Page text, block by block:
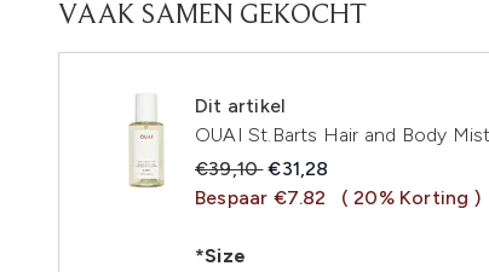
VAAK SAMEN GEKOCHT
Dit artikel
OUAI St.Barts Hair and Body
Recommended Retail Price:
€39,10Huidige prijs:
€31,28
Bespaar €7.82
( 20% Korting )
*Size